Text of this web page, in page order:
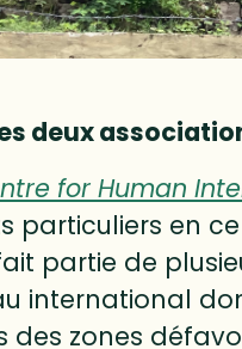
deux
for Human
particuliers en
partie de
international
zones